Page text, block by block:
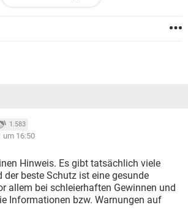
von Vollmacht Cash via die Agentur
die ist
der Tatsache, die mir meine
zurückzukehren.
ich ihre vollständigen
Nummer.
als Sie kassiert hätten
1.583
um 16:50
Hinweis. Es gibt tatsächlich viele
der beste Schutz ist eine gesunde
allem bei schleierhaften Gewinnen und
Informationen bzw. Warnungen auf